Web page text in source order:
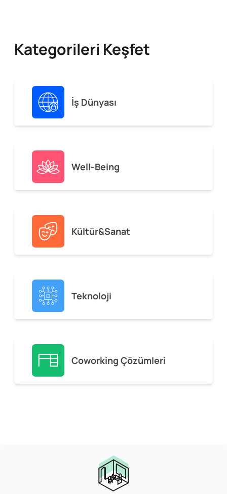
Kategorileri Keşfet
İş Dünyası
Well-Being
Kültür&Sanat
Teknoloji
Coworking Çözümleri